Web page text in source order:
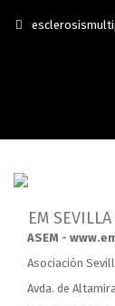
ASEM -
Asociación
Avda. de